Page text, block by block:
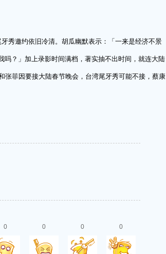
秀邀约依旧冷清。胡瓜幽默表示：「一来是经济不景
？」加上录影时间满档，著实抽不出时间，就连大陆
张菲因要接大陆春节晚会，台湾尾牙秀可能不接，蔡康
0 0 0 0